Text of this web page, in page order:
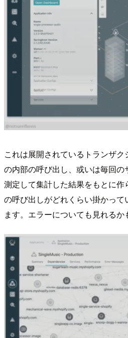
これは展開されているトランザ
の内部の呼び出し、或いは毎回
測定して集計した結果をもとに
の呼び出しがどれくらい掛かって
ます。エラーについても見れるか